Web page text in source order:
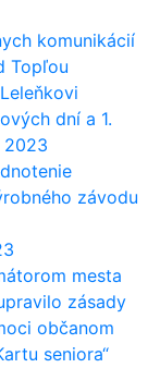
komunikácií
Topľou
dní a 1.
2023
závodu
mesta
zásady
občanom
seniora“